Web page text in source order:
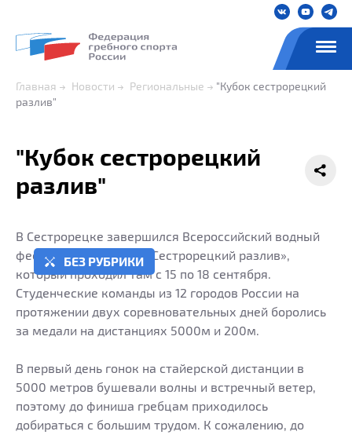
Главная Новости Региональные
"Кубок сестрорецкий
разлив"
"Кубок сестрорецкий
разлив"
БЕЗ РУБРИКИ
В Сестрорецке завершился Всероссийский водный
фестиваль СГЛ «Кубок Сестрорецкий разлив»,
который проходил там с 15 по 18 сентября.
Студенческие команды из 12 городов России на
протяжении двух соревновательных дней боролись
за медали на дистанциях 5000м и 200м.
В первый день гонок на стайерской дистанции в
5000 метров бушевали волны и встречный ветер,
поэтому до финиша гребцам приходилось
добираться с большим трудом. К сожалению, до